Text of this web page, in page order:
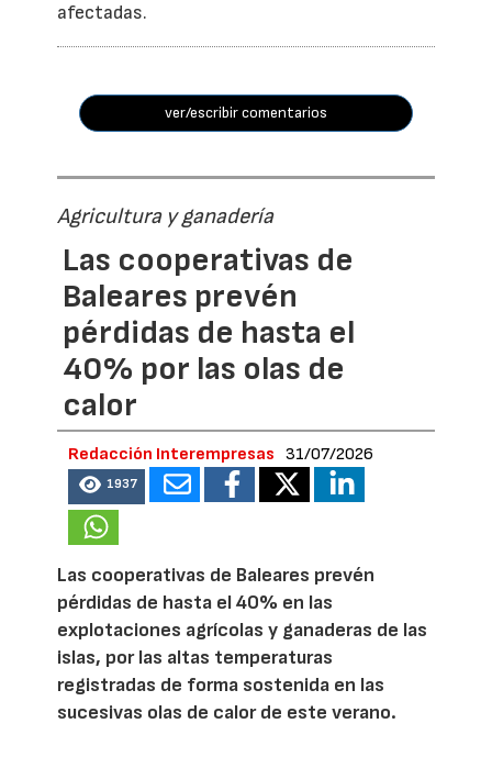
afectadas.
ver/escribir comentarios
Agricultura y ganadería
Las cooperativas de
Baleares prevén
pérdidas de hasta el
40% por las olas de
calor
Redacción Interempresas 31/07/2026
1937
Las cooperativas de Baleares prevén
pérdidas de hasta el 40% en las
explotaciones agrícolas y ganaderas de las
islas, por las altas temperaturas
registradas de forma sostenida en las
sucesivas olas de calor de este verano.